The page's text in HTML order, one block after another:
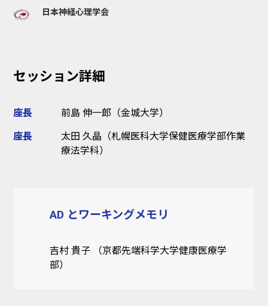
日本神経心理学会
セッション詳細
座長 前島 伸一郎（金城大学）
座長
太田 久晶（札幌医科大学保健医療学部作業
療法学科）
AD とワーキングメモリ
吉村 貴子 （京都先端科学大学健康医療学
部）